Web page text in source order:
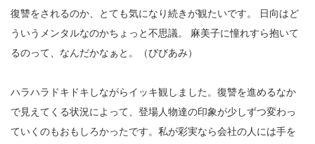
復讐をされるのか、とても気になり続きが観たいです。 日向はど
ういうメンタルなのかちょっと不思議。 麻美子に憧れすら抱いて
るのって、なんだかなぁと。（びびあみ）
ハラハラドキドキしながらイッキ観しました。復讐を進めるなか
で見えてくる状況によって、登場人物達の印象が少しずつ変わっ
ていくのもおもしろかったです。私が彩実なら会社の人には手を